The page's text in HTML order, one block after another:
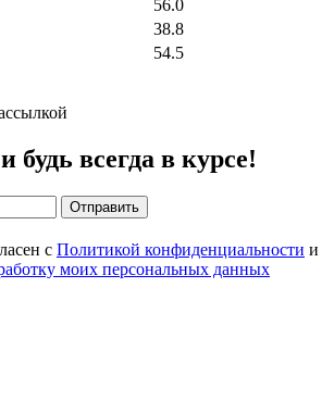
56.0
38.8
54.5
всегда в курсе!
Отправить
с Политикой конфиденциальности и
моих персональных данных